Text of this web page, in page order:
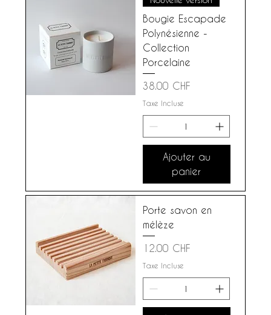
Bougie Escapade
Polynésienne -
Collection
Porcelaine
Prix
38.00 CHF
Taxe Incluse
Ajouter au
panier
Porte savon en
mélèze
Prix
12.00 CHF
Taxe Incluse